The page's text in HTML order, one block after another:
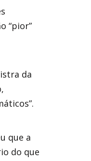
“pior”
da
que a
do que